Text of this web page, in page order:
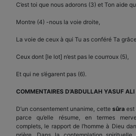
C’est toi que nous adorons (3) et Ton aide
Montre (4) -nous la voie droite,
La voie de ceux à qui Tu as conféré Ta
Ceux dont [le lot] n’est pas le courroux (5),
Et qui ne s’égarent pas (6).
COMMENTAIRES D’ABDULLAH YASUF ALI
D’un consentement unanime, cette sûraest
parce qu’elle résume, en termes
complets, le rapport de l’homme à Dieu